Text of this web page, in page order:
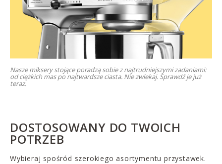
Nasze miksery stojące poradzą sobie z najtrudniejszymi zadaniami:
od ciężkich mas po najtwardsze ciasta. Nie zwlekaj. Sprawdź je już
teraz.
DOSTOSOWANY DO TWOICH
POTRZEB
Wybieraj spośród szerokiego asortymentu przystawek.